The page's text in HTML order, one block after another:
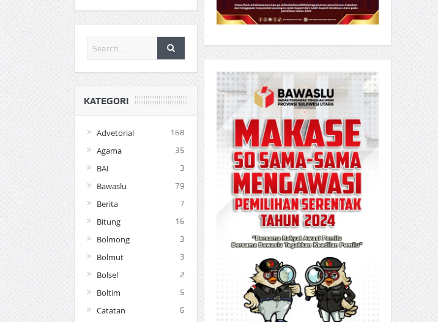
KATEGORI
Advetorial 168
Agama 35
BAI 3
Bawaslu 79
Berita 7
Bitung 16
Bolmong 3
Bolmut 3
Bolsel 2
Boltim 5
Catatan 6